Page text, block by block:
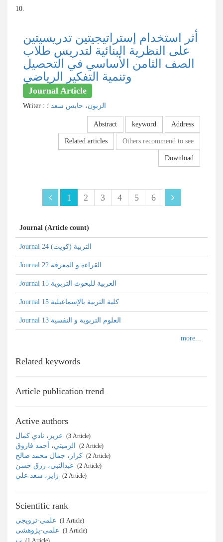
10.
أثر استخدام إستراتيجيتين تدريسيتين
على النظرية البنائية لتدريس طلاب
الصف الثامن الأساسي في التحصيل
وتنمية التفكير الرياضي
Journal Article
Writer : الزبون، حابس سعد ؛
Abstract keyword Address
Related articles Others recommend to see
Download
1 2 3 4 5 6
Journal (Article count)
Journal التربية (کویت) 24
Journal القراءة و المعرفة 22
Journal العربية للبحوث التربوية 15
Journal كلية التربية بالإسماعيلية 15
Journal العلوم التربوية و النفسية 13
Related keywords
Article publication trend
Active authors
‎ (3 Article)
‎ (2 Article)
‎ (2 Article)
‎ (2 Article)
‎ (2 Article)
Scientific rank
‎ (1 Article)
‎ (1 Article)
‎ (1 Article)